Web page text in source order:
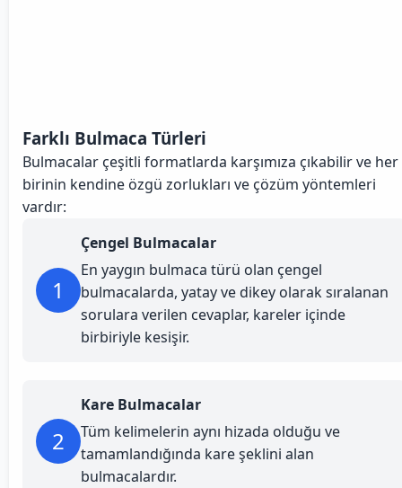
Farklı Bulmaca Türleri
Bulmacalar çeşitli formatlarda karşımıza çıkabilir ve her
birinin kendine özgü zorlukları ve çözüm yöntemleri
vardır:
1
Çengel Bulmacalar
En yaygın bulmaca türü olan çengel
bulmacalarda, yatay ve dikey olarak sıralanan
sorulara verilen cevaplar, kareler içinde
birbiriyle kesişir.
2
Kare Bulmacalar
Tüm kelimelerin aynı hizada olduğu ve
tamamlandığında kare şeklini alan
bulmacalardır.